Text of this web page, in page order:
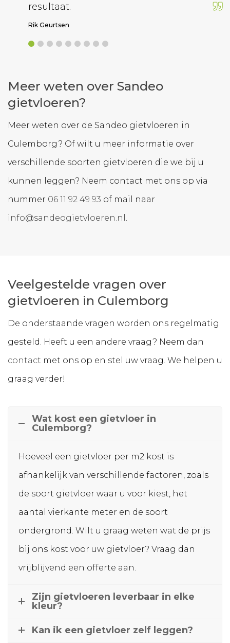
resultaat.
Rik Geurtsen
Meer weten over Sandeo
gietvloeren?
Meer weten over de Sandeo gietvloeren in
Culemborg? Of wilt u meer informatie over
verschillende soorten gietvloeren die we bij u
kunnen leggen? Neem contact met ons op via
nummer 06 11 92 49 93 of mail naar
info@sandeogietvloeren.nl
Veelgestelde vragen over
gietvloeren in Culemborg
De onderstaande vragen worden ons regelmatig
gesteld. Heeft u een andere vraag? Neem dan
contact met ons op en stel uw vraag. We helpen u
graag verder!
Wat kost een gietvloer in
Culemborg?
Hoeveel een gietvloer per m2 kost is
afhankelijk van verschillende factoren, zoals
de soort gietvloer waar u voor kiest, het
aantal vierkante meter en de soort
ondergrond. Wilt u graag weten wat de prijs
bij ons kost voor uw gietvloer? Vraag dan
vrijblijvend een offerte aan.
Zijn gietvloeren leverbaar in elke
kleur?
Kan ik een gietvloer zelf leggen?